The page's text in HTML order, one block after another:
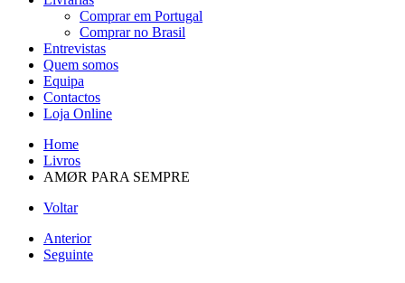
Comprar em Portugal
Comprar no Brasil
Entrevistas
Quem somos
Equipa
Contactos
Loja Online
Home
Livros
AMØR PARA SEMPRE
Voltar
Anterior
Seguinte